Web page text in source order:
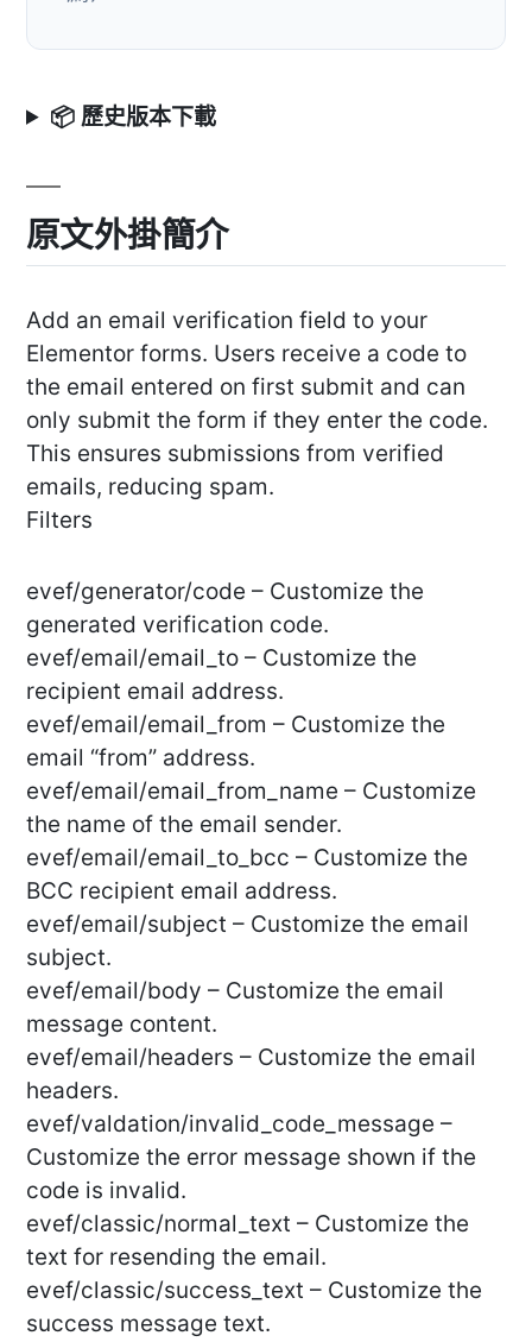
📦 歷史版本下載
原文外掛簡介
Add an email verification field to your
Elementor forms. Users receive a code to
the email entered on first submit and can
only submit the form if they enter the code.
This ensures submissions from verified
emails, reducing spam.
Filters
evef/generator/code – Customize the
generated verification code.
evef/email/email_to – Customize the
recipient email address.
evef/email/email_from – Customize the
email “from” address.
evef/email/email_from_name – Customize
the name of the email sender.
evef/email/email_to_bcc – Customize the
BCC recipient email address.
evef/email/subject – Customize the email
subject.
evef/email/body – Customize the email
message content.
evef/email/headers – Customize the email
headers.
evef/valdation/invalid_code_message –
Customize the error message shown if the
code is invalid.
evef/classic/normal_text – Customize the
text for resending the email.
evef/classic/success_text – Customize the
success message text.